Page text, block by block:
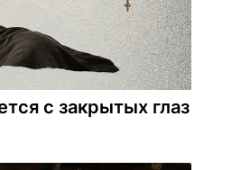
с закрытых глаз